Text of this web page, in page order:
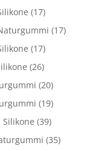
(17)
(17)
(17)
(26)
(20)
(19)
Silikone (39)
(35)